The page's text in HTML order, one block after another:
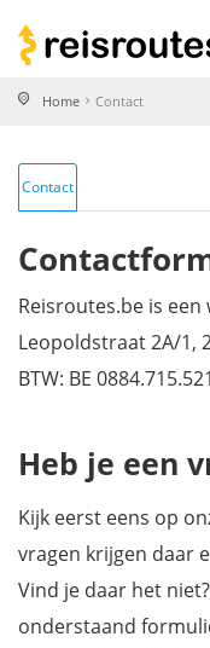
Home Contact
Contact
Reisroutes.be is een
Leopoldstraat 2A/1,
BTW: BE 0884.715.521
Heb je een
Kijk eerst eens op
vragen krijgen daar
Vind je daar het
onderstaand